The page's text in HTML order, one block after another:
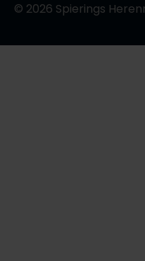
© 2026 Spierings